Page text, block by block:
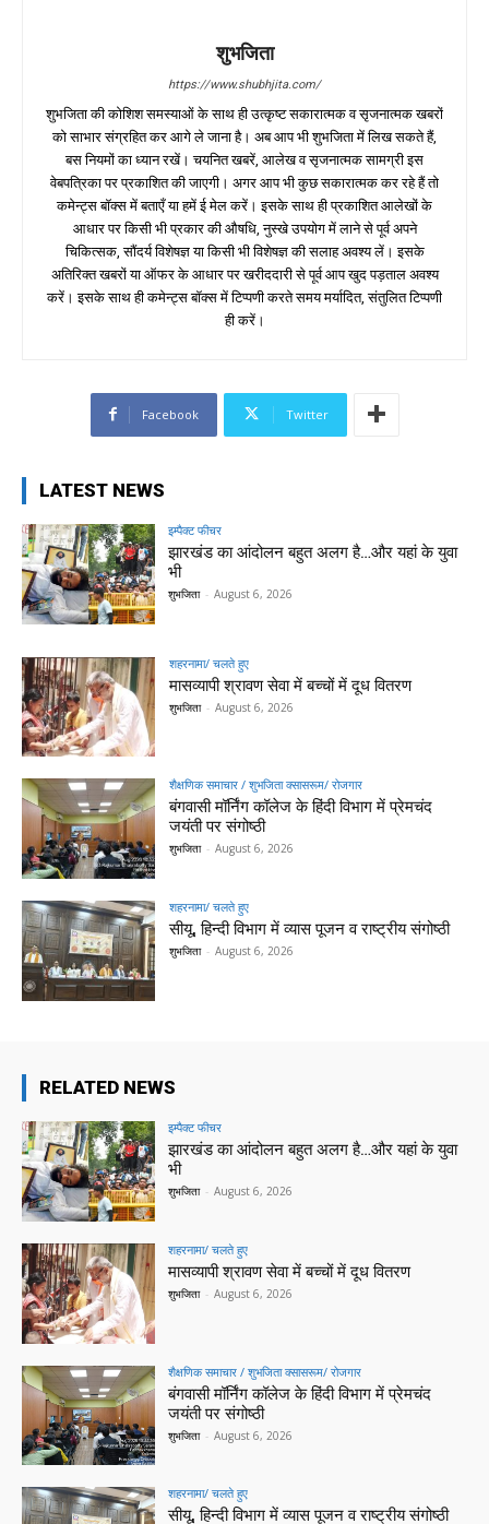
शुभजिता
https://www.shubhjita.com/
शुभजिता की कोशिश समस्याओं के साथ ही उत्कृष्ट सकारात्मक व सृजनात्मक खबरों
को साभार संग्रहित कर आगे ले जाना है। अब आप भी शुभजिता में लिख सकते हैं,
बस नियमों का ध्यान रखें। चयनित खबरें, आलेख व सृजनात्मक सामग्री इस
वेबपत्रिका पर प्रकाशित की जाएगी। अगर आप भी कुछ सकारात्मक कर रहे हैं तो
कमेन्ट्स बॉक्स में बताएँ या हमें ई मेल करें। इसके साथ ही प्रकाशित आलेखों के
आधार पर किसी भी प्रकार की औषधि, नुस्खे उपयोग में लाने से पूर्व अपने
चिकित्सक, सौंदर्य विशेषज्ञ या किसी भी विशेषज्ञ की सलाह अवश्य लें। इसके
अतिरिक्त खबरों या ऑफर के आधार पर खरीददारी से पूर्व आप खुद पड़ताल अवश्य
करें। इसके साथ ही कमेन्ट्स बॉक्स में टिप्पणी करते समय मर्यादित, संतुलित टिप्पणी
ही करें।
Facebook Twitter
LATEST NEWS
इम्पैक्ट फीचर
झारखंड का आंदोलन बहुत अलग है…और यहां के युवा
भी
शुभजिता - August 6, 2026
शहरनामा/ चलते हुए
मासव्यापी श्रावण सेवा में बच्चों में दूध वितरण
शुभजिता - August 6, 2026
शैक्षणिक समाचार / शुभजिता क्सासरूम/ रोजगार
बंगवासी मॉर्निंग कॉलेज के हिंदी विभाग में प्रेमचंद
जयंती पर संगोष्ठी
शुभजिता - August 6, 2026
शहरनामा/ चलते हुए
सीयू, हिन्दी विभाग में व्यास पूजन व राष्ट्रीय संगोष्ठी
शुभजिता - August 6, 2026
RELATED NEWS
इम्पैक्ट फीचर
झारखंड का आंदोलन बहुत अलग है…और यहां के युवा
भी
शुभजिता - August 6, 2026
शहरनामा/ चलते हुए
मासव्यापी श्रावण सेवा में बच्चों में दूध वितरण
शुभजिता - August 6, 2026
शैक्षणिक समाचार / शुभजिता क्सासरूम/ रोजगार
बंगवासी मॉर्निंग कॉलेज के हिंदी विभाग में प्रेमचंद
जयंती पर संगोष्ठी
शुभजिता - August 6, 2026
शहरनामा/ चलते हुए
सीयू, हिन्दी विभाग में व्यास पूजन व राष्ट्रीय संगोष्ठी